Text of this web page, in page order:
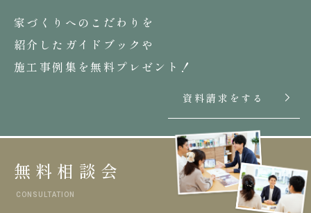
家づくりへのこだわりを
紹介したガイドブックや
施工事例集を無料プレゼント！
資料請求をする
無料相談会
CONSULTATION